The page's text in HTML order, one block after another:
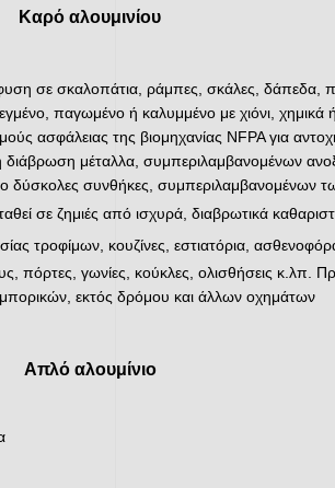
Καρό αλουμινίου
σε σκαλοπάτια, ράμπες, σκάλες, δάπεδα,
παγωμένο ή καλυμμένο με χιόνι,
ασφάλειας της βιομηχανίας NFPA για
μέταλλα, συμπεριλαμβανομένων
δύσκολες συνθήκες, συμπεριλαμβανομένων
σε ζημιές από ισχυρά, διαβρωτικά
τροφίμων, κουζίνες, εστιατόρια,
πόρτες, γωνίες, κούκλες, ολισθήσεις κ.λπ.
εκτός δρόμου και άλλων οχημάτων
Απλό αλουμίνιο